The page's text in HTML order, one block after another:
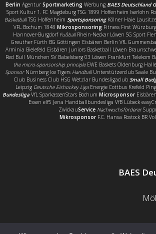
Berlin Agentur Sportmarketing Werbung BAES Deutschland
Sport Kultur 1. FC Magdeburg TSG 1899 Hoffenheim Iserlohn
BasketballTSG Hoffenheim SportsponsoringKölner Haie
VFL Bochum 1848 Mikrosponsoring Fitness First Würzburg
Hannover-Burgdorf FußballRhein-Neckar Löwen SG Sport
Greuther Fürth BG Göttingen Eisbären Berlin VfL
Arminia Bielefeld Eisbären Juniors Basketball Löwen
Red Bull München SV Babelsberg 03 Löwen Frankfurt Telekom
the micro-sponsorship principleEWE Baskets Oldenburg
SponsorNürnberg Ice Tigers HandballUnterstützerclub Saale
Club Business Club HSG Wetzlar Bundesligaclub Small
Leipzig Deutsche Eishockey LigaEnergie Cottbus Krefeld
Bundesliga VfL SparkassenStars Bochum Microsponsor
Essen elf5 Jena Handballbundesliga VfB Lübeck
ZwickauService Nachwuchsförderer
MikrosponsorF.C. Hansa Rostock BR
BAES